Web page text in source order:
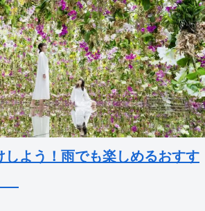
よう！雨でも楽しめるおすす